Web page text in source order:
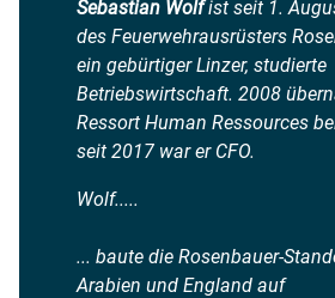
Sebastian Wolfist seit 1.
des Feuerwehrausrüsters
ein gebürtiger Linzer, studierte
Betriebswirtschaft. 2008
Ressort Human Ressources
seit 2017 war er CFO.
Wolf.....
... baute die Rosenbauer-
Arabien und England auf